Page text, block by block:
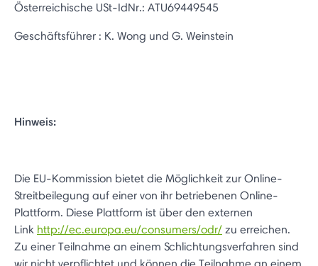
Österreichische USt-IdNr.: ATU69449545
Geschäftsführer : K. Wong und G. Weinstein
Hinweis:
Die EU-Kommission bietet die Möglichkeit zur Online-
Streitbeilegung auf einer von ihr betriebenen Online-
Plattform. Diese Plattform ist über den externen
Link http://ec.europa.eu/consumers/odr/ zu erreichen.
Zu einer Teilnahme an einem Schlichtungsverfahren sind